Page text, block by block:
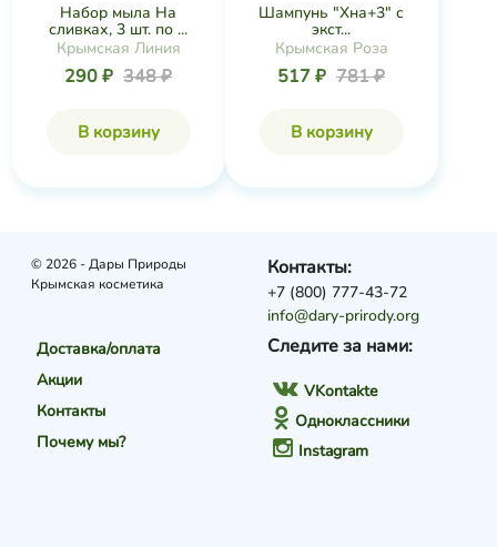
Набор мыла На
сливках, 3 шт. по ...
Крымская Линия
290 ₽ 348 ₽
В корзину
Шампунь "Хна+3" с
экст...
Крымская Роза
517 ₽ 781 ₽
В корзину
© 2026 - Дары Природы
Крымская косметика
Доставка/оплата
Акции
Контакты
Почему мы?
Следите за нами:
VKontakte
Одноклассники
Instagram
Контакты:
+7 (800) 777-43-72
info@dary-prirody.org